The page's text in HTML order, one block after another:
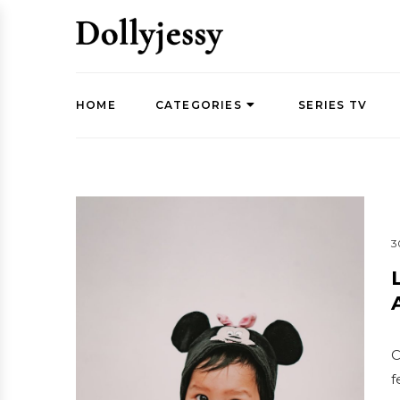
HOME CATEGORIES SERIES TV